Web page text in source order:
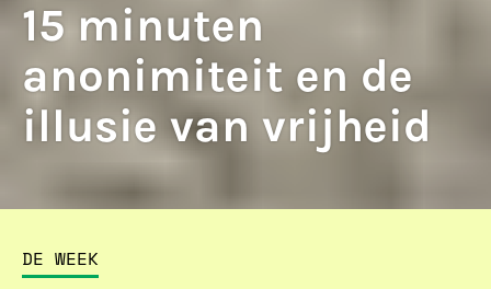
15 minuten
anonimiteit en de
illusie van vrijheid
DE WEEK